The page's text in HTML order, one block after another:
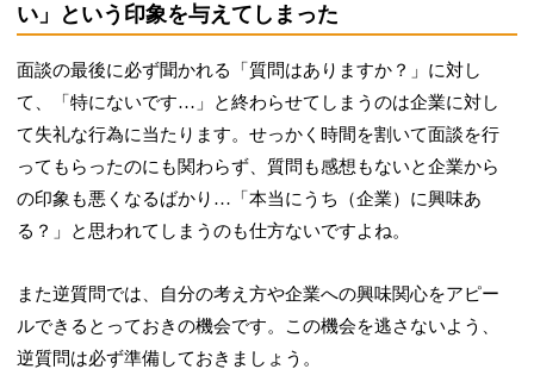
い」という印象を与えてしまった
面談の最後に必ず聞かれる「質問はありますか？」に対し
て、「特にないです…」と終わらせてしまうのは企業に対し
て失礼な行為に当たります。せっかく時間を割いて面談を行
ってもらったのにも関わらず、質問も感想もないと企業から
の印象も悪くなるばかり…「本当にうち（企業）に興味あ
る？」と思われてしまうのも仕方ないですよね。
また逆質問では、自分の考え方や企業への興味関心をアピー
ルできるとっておきの機会です。この機会を逃さないよう、
逆質問は必ず準備しておきましょう。